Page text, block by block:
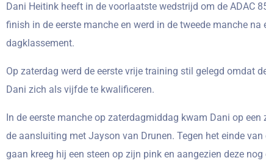
Dani Heitink heeft in de voorlaatste wedstrijd om de ADAC
finish in de eerste manche en werd in de tweede manche
dagklassement.
Op zaterdag werd de eerste vrije training stil gelegd omdat
Dani zich als vijfde te kwalificeren.
In de eerste manche op zaterdagmiddag kwam Dani op
de aansluiting met Jayson van Drunen. Tegen het einde
gaan kreeg hij een steen op zijn pink en aangezien deze